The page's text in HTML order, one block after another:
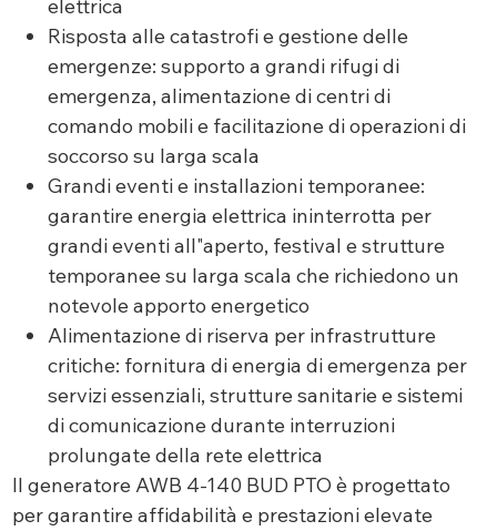
elettrica
Risposta alle catastrofi e gestione delle
emergenze: supporto a grandi rifugi di
emergenza, alimentazione di centri di
comando mobili e facilitazione di operazioni di
soccorso su larga scala
Grandi eventi e installazioni temporanee:
garantire energia elettrica ininterrotta per
grandi eventi all"aperto, festival e strutture
temporanee su larga scala che richiedono un
notevole apporto energetico
Alimentazione di riserva per infrastrutture
critiche: fornitura di energia di emergenza per
servizi essenziali, strutture sanitarie e sistemi
di comunicazione durante interruzioni
prolungate della rete elettrica
Il generatore AWB 4-140 BUD PTO è progettato
per garantire affidabilità e prestazioni elevate